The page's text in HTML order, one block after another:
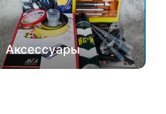
Аксессуары